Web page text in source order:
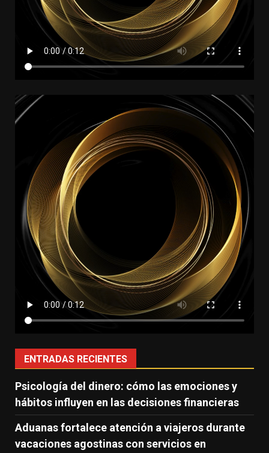
ENTRADAS RECIENTES
Psicología del dinero: cómo las emociones y
hábitos influyen en las decisiones financieras
Aduanas fortalece atención a viajeros durante
vacaciones agostinas con servicios en